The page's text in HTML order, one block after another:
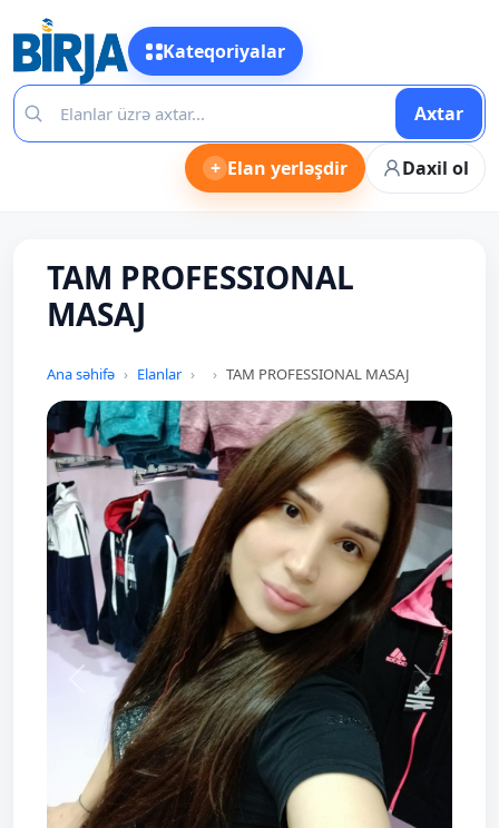
Kateqoriyalar
Axtar
+ Elan yerləşdir Daxil ol
TAM PROFESSIONAL
MASAJ
Ana səhifə Elanlar TAM PROFESSIONAL MASAJ
Next